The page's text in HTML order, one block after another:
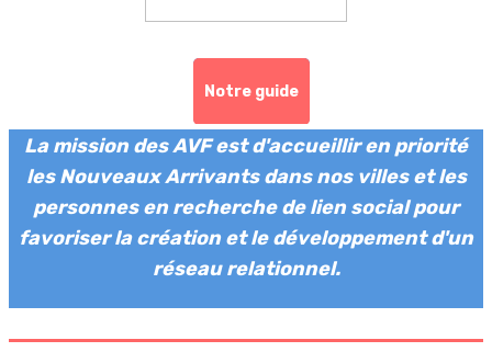
Notre guide
La mission des AVF est d'accueillir en priorité
les Nouveaux Arrivants dans nos villes et les
personnes en recherche de lien social pour
favoriser la création et le développement d'un
réseau relationnel.